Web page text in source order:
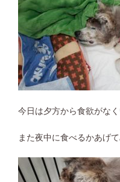
今日は夕方から食欲がな
また夜中に食べるかあげ